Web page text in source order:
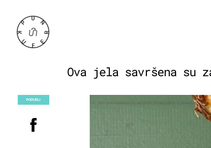
Ova jela savršena
PODIJELI